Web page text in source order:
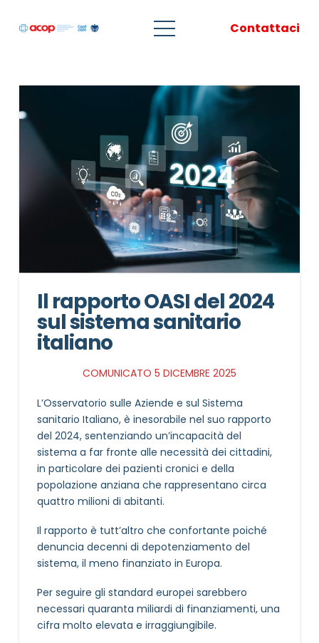
Contattaci
Il rapporto OASI del 2024
sul sistema sanitario
italiano
COMUNICATO 5 DICEMBRE 2025
L’Osservatorio sulle Aziende e sul Sistema
sanitario Italiano, è inesorabile nel suo rapporto
del 2024, sentenziando un’incapacità del
sistema a far fronte alle necessità dei cittadini,
in particolare dei pazienti cronici e della
popolazione anziana che rappresentano circa
quattro milioni di abitanti.
Il rapporto è tutt’altro che confortante poiché
denuncia decenni di depotenziamento del
sistema, il meno finanziato in Europa.
Per seguire gli standard europei sarebbero
necessari quaranta miliardi di finanziamenti, una
cifra molto elevata e irraggiungibile.